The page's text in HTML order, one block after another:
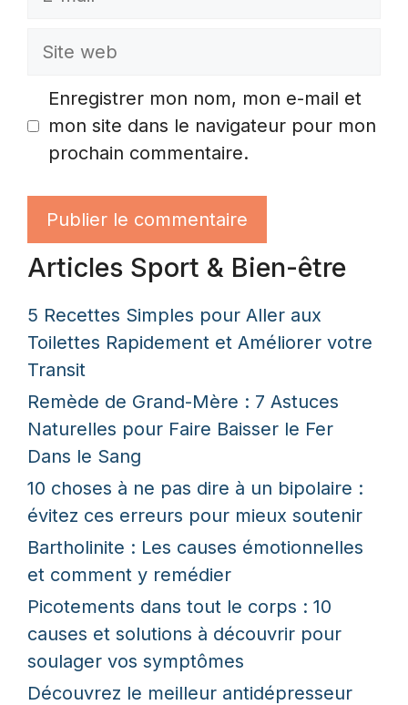
Site
Enregistrer mon nom, mon e-mail et
mon site dans le navigateur pour mon
prochain commentaire.
Articles Sport & Bien-être
5 Recettes Simples pour Aller aux
Toilettes Rapidement et Améliorer votre
Transit
Remède de Grand-Mère : 7 Astuces
Naturelles pour Faire Baisser le Fer
Dans le Sang
10 choses à ne pas dire à un bipolaire :
évitez ces erreurs pour mieux soutenir
Bartholinite : Les causes émotionnelles
et comment y remédier
Picotements dans tout le corps : 10
causes et solutions à découvrir pour
soulager vos symptômes
Découvrez le meilleur antidépresseur